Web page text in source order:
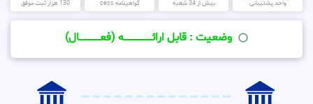
واحد پشتیبانی بیش از 34 شعبه گواهینامه cess 130 هزار ثبت موفق
وضعیت : قابل ارائــــــــــــــــــــه (فعـــــــــــــــال)